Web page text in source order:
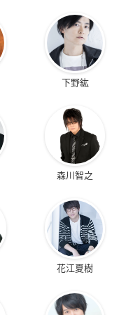
下野紘
森川智之
花江夏樹